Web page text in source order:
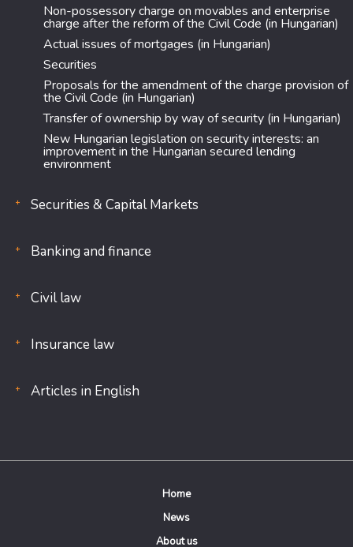
Non-possessory charge on movables and enterprise
charge after the reform of the Civil Code (in Hungarian)
Actual issues of mortgages (in Hungarian)
Securities
Proposals for the amendment of the charge provision of
the Civil Code (in Hungarian)
Transfer of ownership by way of security (in Hungarian)
New Hungarian legislation on security interests: an
improvement in the Hungarian secured lending
environment
Securities & Capital Markets
Banking and finance
Civil law
Insurance law
Articles in English
Home
News
About us